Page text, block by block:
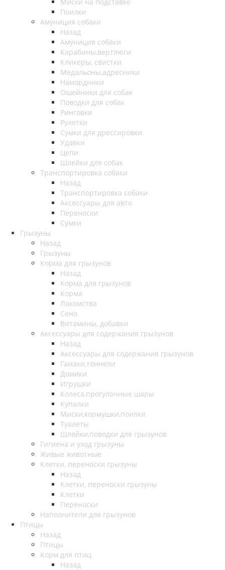
Поилки
Амуниция собаки
Назад
Амуниция собаки
Карабины,вертлюги
Кликеры, свистки
Медальоны,адресники
Намордники
Ошейники для собак
Поводки для собак
Ринговки
Рулетки
Сумки для дрессировки
Удавки
Цепи
Шлейки для собак
Транспортировка собаки
Назад
Транспортировка собаки
Аксессуары для авто
Переноски
Сумки
Грызуны
Назад
Грызуны
Корма для грызунов
Назад
Корма для грызунов
Корма
Лакомства
Сено
Витамины, добавки
Аксессуары для содержания грызунов
Назад
Аксессуары для содержания грызунов
Гамаки,тоннели
Домики
Игрушки
Колеса,прогулочные шары
Купалки
Миски,кормушки,поилки
Туалеты
Шлейки,поводки для грызунов
Гигиена и уход грызуны
Живые животные
Клетки, переноски грызуны
Назад
Клетки, переноски грызуны
Клетки
Переноски
Наполнители для грызунов
Птицы
Назад
Птицы
Корм для птиц
Назад